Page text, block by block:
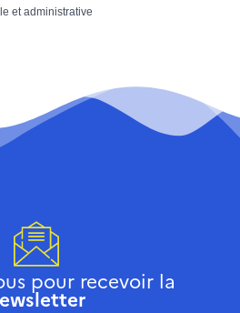
et administrative
pour recevoir la